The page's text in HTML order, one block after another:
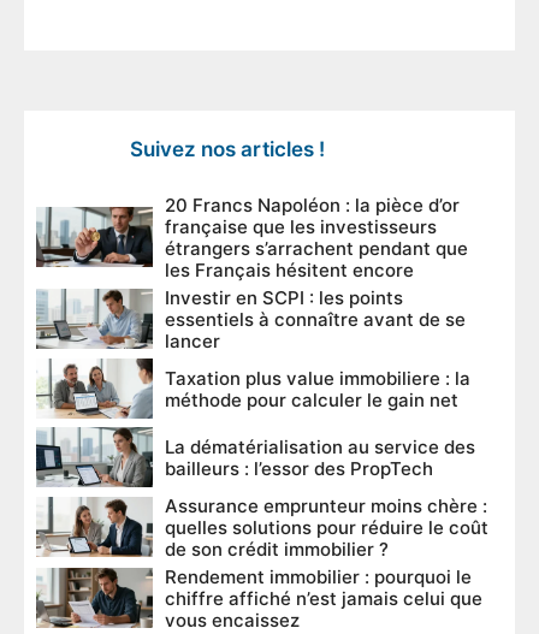
Suivez nos articles !
20 Francs Napoléon : la pièce d’or
française que les investisseurs
étrangers s’arrachent pendant que
les Français hésitent encore
Investir en SCPI : les points
essentiels à connaître avant de se
lancer
Taxation plus value immobiliere : la
méthode pour calculer le gain net
La dématérialisation au service des
bailleurs : l’essor des PropTech
Assurance emprunteur moins chère :
quelles solutions pour réduire le coût
de son crédit immobilier ?
Rendement immobilier : pourquoi le
chiffre affiché n’est jamais celui que
vous encaissez